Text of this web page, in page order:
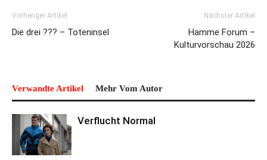
Vorheriger Artikel
Die drei ??? – Toteninsel
Nächster Artikel
Hamme Forum –
Kulturvorschau 2026
Verwandte Artikel Mehr Vom Autor
Verflucht Normal